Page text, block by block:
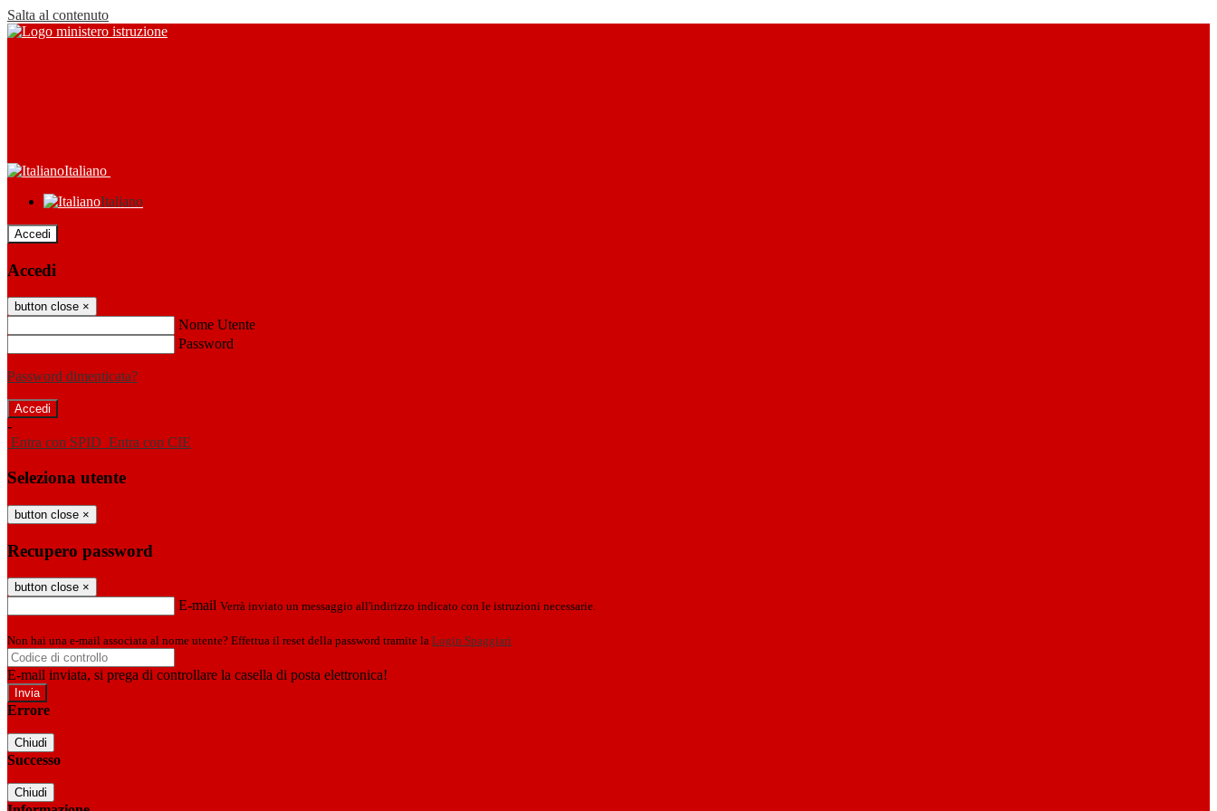
Salta al contenuto
Italiano
Italiano
Accedi
Accedi
button close ×
Nome Utente
Password
Password dimenticata?
-
Entra con SPID Entra con CIE
Seleziona utente
button close ×
Recupero password
button close ×
E-mail Verrà inviato un messaggio all'indirizzo indicato con le istruzioni necessarie.
Non hai una e-mail associata al nome utente? Effettua il reset della password tramite la Login Spaggiari
E-mail inviata, si prega di controllare la casella di posta elettronica!
Errore
Chiudi
Successo
Chiudi